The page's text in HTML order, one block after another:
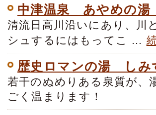
中津温泉 あやめの湯
清流日高川沿いにあり、川
シュするにはもってこ …
歴史ロマンの湯 しみ
若干のぬめりある泉質が、
ごく温まります！